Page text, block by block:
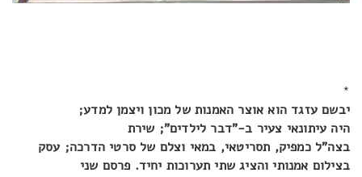
*
יבשם עזגד הוא אוצר האמנות של מכון ויצמן למדע;
היה עיתונאי צעיר ב-"דבר לילדים"; שירת
בצה"ל כמפיק, תסריטאי, במאי וצלם של סרטי הדרכה; עסק
בצילום אמנותי והציג שתי תערוכות יחיד. פרסם שני